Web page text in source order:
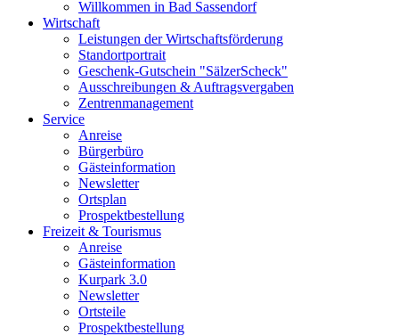
Willkommen in Bad Sassendorf
Wirtschaft
Leistungen der Wirtschaftsförderung
Standortportrait
Geschenk-Gutschein "SälzerScheck"
Ausschreibungen & Auftragsvergaben
Zentrenmanagement
Service
Anreise
Bürgerbüro
Gästeinformation
Newsletter
Ortsplan
Prospektbestellung
Freizeit & Tourismus
Anreise
Gästeinformation
Kurpark 3.0
Newsletter
Ortsteile
Prospektbestellung